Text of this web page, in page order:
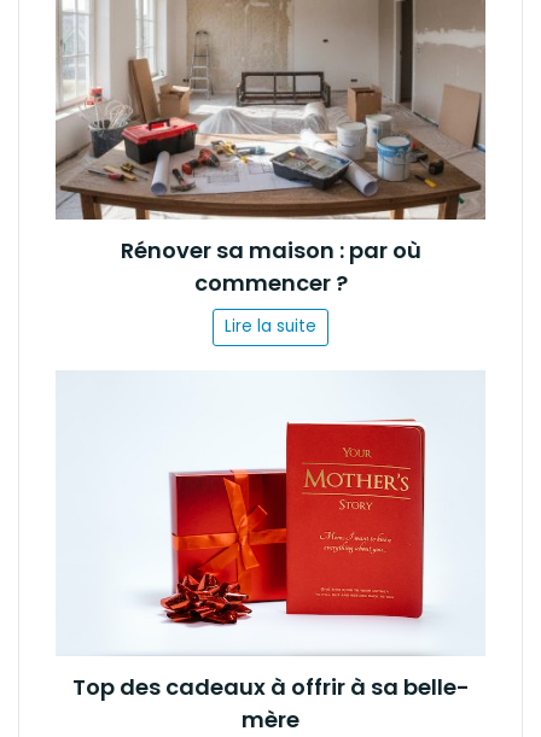
Rénover sa maison : par où
commencer ?
Lire la suite
Top des cadeaux à offrir à sa belle-
mère